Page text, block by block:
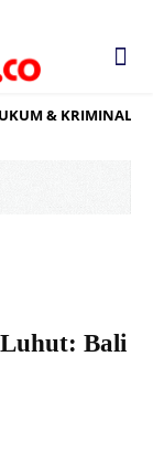
& KRIMINAL
Luhut: Bali